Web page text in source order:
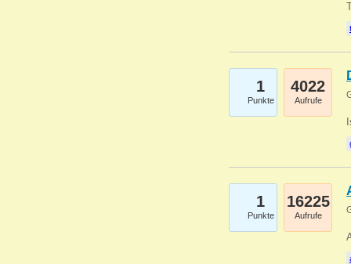
1
Punkte
4022
Aufrufe
1
Punkte
16225
Aufrufe